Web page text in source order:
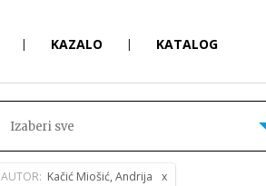
| KAZALO | KATALOG
Izaberi sve
AUTOR: Kačić Miošić, Andrija